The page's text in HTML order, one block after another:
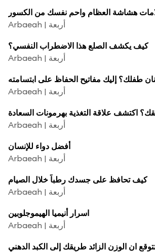
Arbaeah | أربعة
كيف يكشف الصلع هذا الاضطراب النفسي؟
Arbaeah | أربعة
Arbaeah | أربعة
Arbaeah | أربعة
أفضل دواء للإنسان
Arbaeah | أربعة
كيف تحافظ على جسدك رطباً خلال الصيام
Arbaeah | أربعة
اسرار أنيميا الهيموجلوبين
Arbaeah | أربعة
ان الوزن الزائد طريقك إلى الكبد الدهني